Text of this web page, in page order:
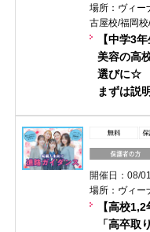
場所：ヴィ
古屋校/福岡
【中学3年
美容の高
選びに☆
まずは説
開催日：08/
場所：ヴィ
【高校
「高卒取